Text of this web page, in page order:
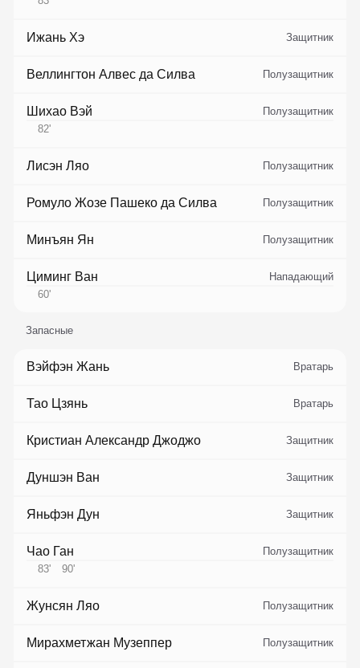
Ижань Хэ Защитник
Веллингтон Алвес да Силва Полузащитник
Шихао Вэй
Полузащитник
82'
Лисэн Ляо Полузащитник
Ромуло Жозе Пашеко да Силва Полузащитник
Минъян Ян Полузащитник
Циминг Ван
Нападающий
60'
Запасные
Вэйфэн Жань Вратарь
Тао Цзянь Вратарь
Кристиан Александр Джоджо Защитник
Дуншэн Ван Защитник
Яньфэн Дун Защитник
Чао Ган
Полузащитник
83' 90'
Жунсян Ляо Полузащитник
Мирахметжан Музеппер Полузащитник